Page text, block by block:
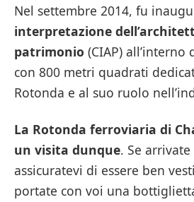
Nel settembre 2014, fu
interpretazione
patrimonio (CIAP) all’interno
con 800 metri quadrati
Rotonda e al suo ruolo
La Rotonda ferroviaria di
un visita dunque. Se
assicuratevi di essere ben
portate con voi una